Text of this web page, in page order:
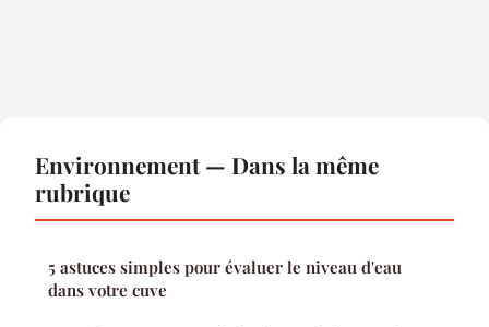
Environnement — Dans la même
rubrique
5 astuces simples pour évaluer le niveau d'eau
dans votre cuve